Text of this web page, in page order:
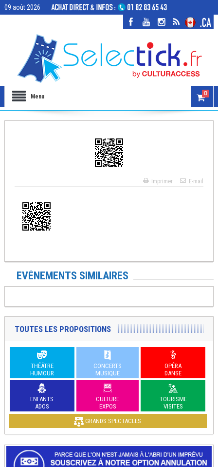
09 août 2026
Menu 0
Imprimer E-mail
EVÉNEMENTS SIMILAIRES
TOUTES LES PROPOSITIONS
THÉÂTRE
HUMOUR
CONCERTS
MUSIQUE
OPÉRA
DANSE
ENFANTS
ADOS
CULTURE
EXPOS
TOURISME
VISITES
GRANDS SPECTACLES